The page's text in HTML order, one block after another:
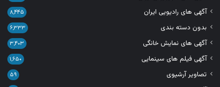
آگهی های رادیویی ایران ۸,۴۴۵
بدون دسته بندی ۶,۳۳۳
آگهی های نمایش خانگی ۳,۴۰۳
آگهی فیلم های سینمایی ۱,۶۵۰
تصاویر آرشیوی ۵۹